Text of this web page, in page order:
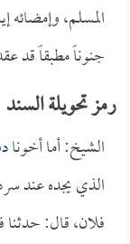
المسلم، وإمضائه
جنوناً مطبقاً قد
رمز تحويلة السند
الشيخ: أما أخونا
الذي يجده عند
فلان، قال: